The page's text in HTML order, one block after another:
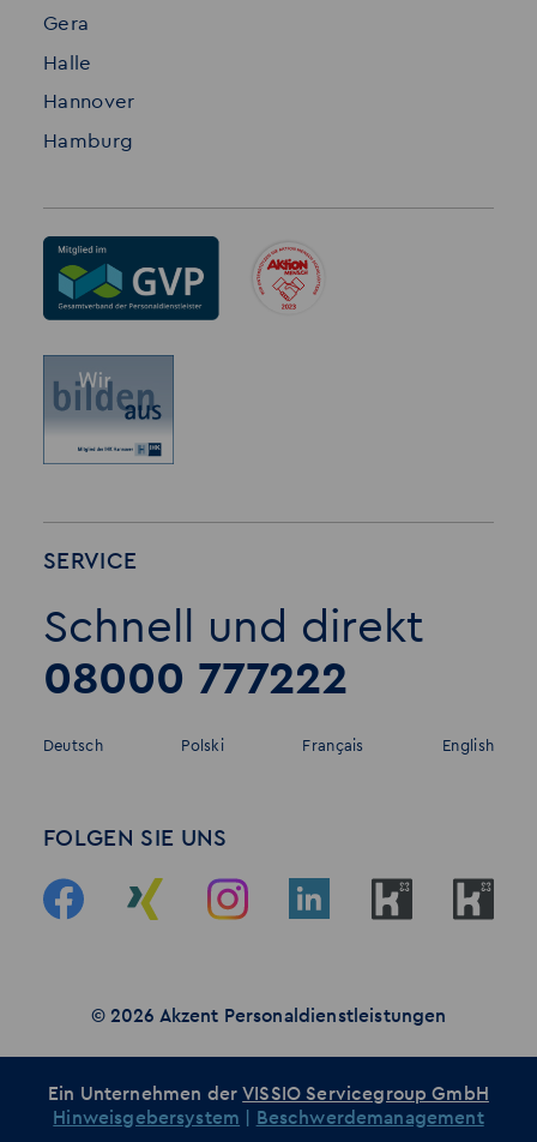
Gera
Halle
Hannover
Hamburg
SERVICE
Schnell und direkt
08000 777222
Deutsch Polski Français English
FOLGEN SIE UNS
© 2026 Akzent Personaldienstleistungen
Ein Unternehmen derVISSIO Servicegroup GmbH
Hinweisgebersystem
Beschwerdemanagement